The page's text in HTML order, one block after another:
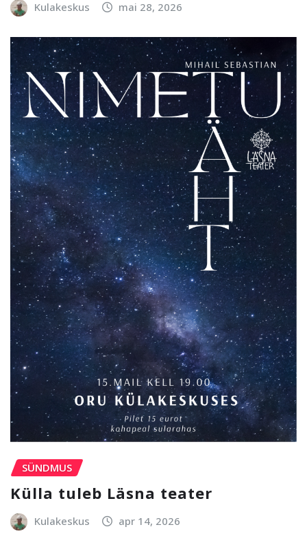
Kulakeskus mai 28, 2026
SÜNDMUS
Külla tuleb Läsna teater
Kulakeskus apr 14, 2026